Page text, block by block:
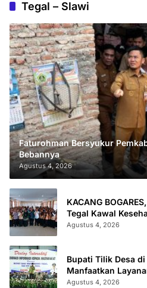
Tegal – Slawi
Faturohman Bersyukur
Bebannya
Agustus 4, 2026
KACANG
Tegal Kawal
Stunting
Agustus 4, 2026
Bupati Tilik Desa
Manfaatkan
Administrasi
Agustus 4, 2026